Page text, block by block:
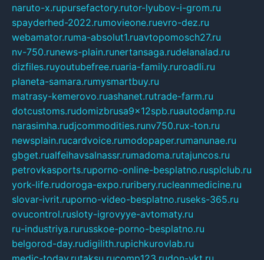
naruto-x.rupursefactory.rutor-lyubov-i-grom.ru
spayderhed-2022.rumovieone.ruevro-dez.ru
webamator.ruma-absolut1.ruavtopomosch27.ru
nv-750.runews-plain.runertansaga.rudelanalad.ru
dizfiles.ruyoutubefree.ruaria-family.ruroadli.ru
planeta-samara.rumysmartbuy.ru
matrasy-kemerovo.ruashanet.rutrade-farm.ru
dotcustoms.rudomizbrusa9x12spb.ruautodamp.ru
narasimha.rudjcommodities.runv750.rux-ton.ru
newsplain.rucardvoice.rumodopaper.rumanunae.ru
gbget.rualfeihavsalnassr.rumadoma.rutajuncos.ru
petrovkasports.ruporno-online-besplatno.rusplclub.ru
york-life.rudoroga-expo.ruribery.rucleanmedicine.ru
slovar-ivrit.ruporno-video-besplatno.ruseks-365.ru
ovucontrol.rusloty-igrovyye-avtomaty.ru
ru-industriya.rurusskoe-porno-besplatno.ru
belgorod-day.rudigilith.rupichkurovlab.ru